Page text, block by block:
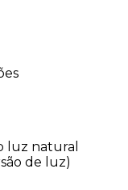
luz natural
de luz)